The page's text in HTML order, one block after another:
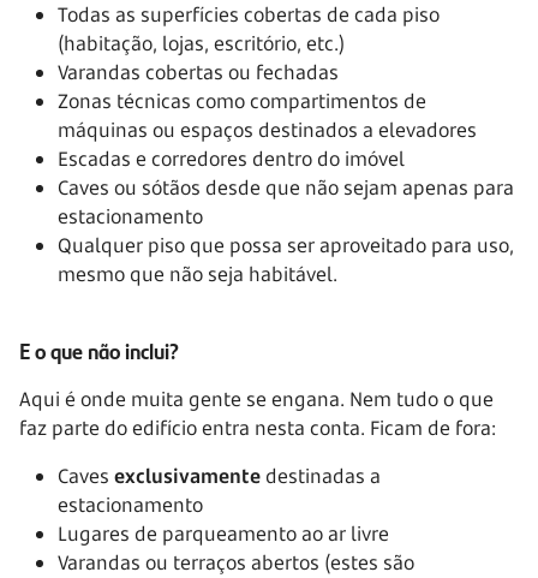
Todas as superfícies cobertas de cada piso
(habitação, lojas, escritório, etc.)
Varandas cobertas ou fechadas
Zonas técnicas como compartimentos de
máquinas ou espaços destinados a elevadores
Escadas e corredores dentro do imóvel
Caves ou sótãos desde que não sejam apenas para
estacionamento
Qualquer piso que possa ser aproveitado para uso,
mesmo que não seja habitável.
E o que não inclui?
Aqui é onde muita gente se engana. Nem tudo o que
faz parte do edifício entra nesta conta. Ficam de fora:
Caves exclusivamente destinadas a
estacionamento
Lugares de parqueamento ao ar livre
Varandas ou terraços abertos (estes são